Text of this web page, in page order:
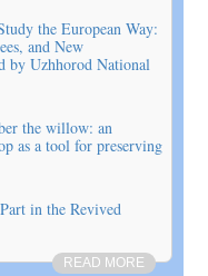
the European Way:
and New
by Uzhhorod National
the willow: an
as a tool for preserving
in the Revived
READ MORE